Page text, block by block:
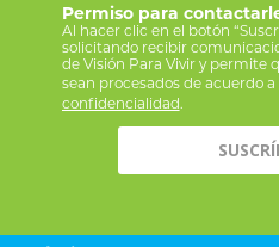
Permiso para
Al hacer clic en el botón
solicitando recibir
de Visión Para Vivir y permite
sean procesados de acuerdo
confidencialidad.